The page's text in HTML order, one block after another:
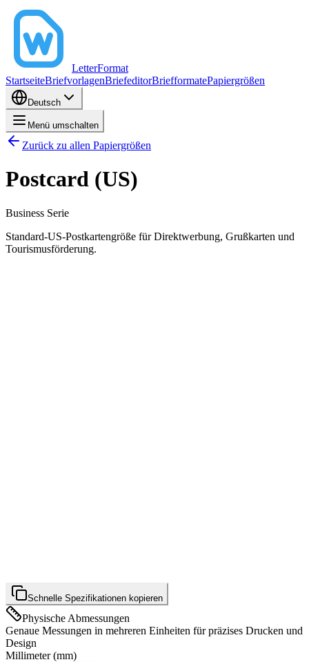
LetterFormat
StartseiteBriefvorlagenBriefeditorBriefformatePapiergrößen
Deutsch
Menü umschalten
Zurück zu allen Papiergrößen
Postcard (US)
Business Serie
Standard-US-Postkartengröße für Direktwerbung, Grußkarten und
Tourismusförderung.
Schnelle Spezifikationen kopieren
Physische Abmessungen
Genaue Messungen in mehreren Einheiten für präzises Drucken und
Design
Millimeter(mm)